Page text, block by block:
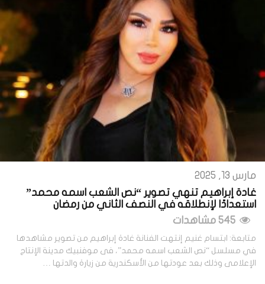
مارس 13, 2025
غادة إبراهيم تنهي تصوير “نص الشعب اسمه محمد”
استعدادًا لإنطلاقه في النصف الثاني من رمضان
متابعة: ابتسام غنيم إنتهت الفنانة غادة إبراهيم من تصوير مشاهدها
في مسلسل “نص الشعب اسمه محمد”، فى موفنبيك مدينة الإنتاج
الإعلامى وذلك بعد عودتها من الأسكندرية من زيارة والدتها …